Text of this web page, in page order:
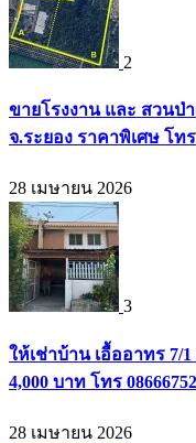
2
ขายโรงงาน และ สวนป่
จ.ระยอง ราคาพิเศษ โทร
28 เมษายน 2026
3
ให้เช่าบ้าน เอื้ออาทร
4,000 บาท โทร
28 เมษายน 2026